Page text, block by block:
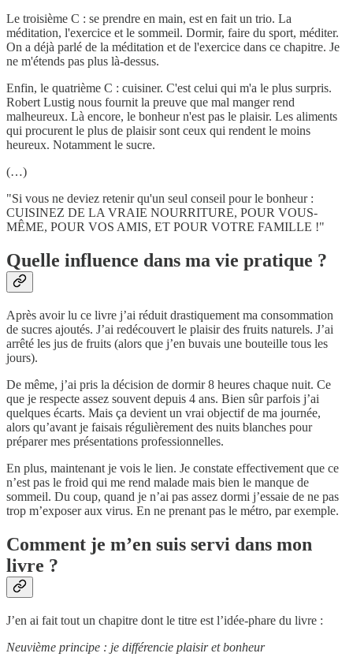
Le troisième C : se prendre en main, est en fait un trio. La
méditation, l'exercice et le sommeil. Dormir, faire du sport, méditer.
On a déjà parlé de la méditation et de l'exercice dans ce chapitre. Je
ne m'étends pas plus là-dessus.
Enfin, le quatrième C : cuisiner. C'est celui qui m'a le plus surpris.
Robert Lustig nous fournit la preuve que mal manger rend
malheureux. Là encore, le bonheur n'est pas le plaisir. Les aliments
qui procurent le plus de plaisir sont ceux qui rendent le moins
heureux. Notamment le sucre.
(…)
"Si vous ne deviez retenir qu'un seul conseil pour le bonheur :
CUISINEZ DE LA VRAIE NOURRITURE, POUR VOUS-
MÊME, POUR VOS AMIS, ET POUR VOTRE FAMILLE !"
Quelle influence dans ma vie pratique ?
Après avoir lu ce livre j’ai réduit drastiquement ma consommation
de sucres ajoutés. J’ai redécouvert le plaisir des fruits naturels. J’ai
arrêté les jus de fruits (alors que j’en buvais une bouteille tous les
jours).
De même, j’ai pris la décision de dormir 8 heures chaque nuit. Ce
que je respecte assez souvent depuis 4 ans. Bien sûr parfois j’ai
quelques écarts. Mais ça devient un vrai objectif de ma journée,
alors qu’avant je faisais régulièrement des nuits blanches pour
préparer mes présentations professionnelles.
En plus, maintenant je vois le lien. Je constate effectivement que ce
n’est pas le froid qui me rend malade mais bien le manque de
sommeil. Du coup, quand je n’ai pas assez dormi j’essaie de ne pas
trop m’exposer aux virus. En ne prenant pas le métro, par exemple.
Comment je m’en suis servi dans mon
livre ?
J’en ai fait tout un chapitre dont le titre est l’idée-phare du livre :
Neuvième principe : je différencie plaisir et bonheur